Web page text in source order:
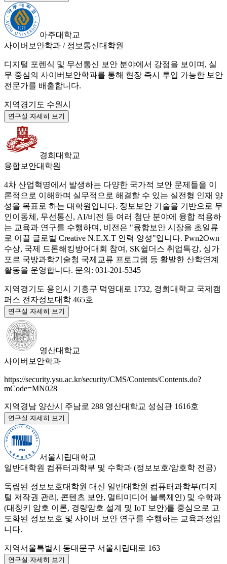
아주대학교
사이버보안학과 / 정보통신대학원
디지털 포렌식 및 무선통신 보안 분야에서 강점을 보이며, 실
무 중심의 사이버보안학과를 통해 현장 즉시 투입 가능한 보안
전문가를 배출합니다.
지역경기도 수원시
연구실 자세히 보기
경희대학교
융합보안대학원
4차 산업혁명에서 발생하는 다양한 국가적 보안 문제들을 이
론적으로 이해하며 실무적으로 해결할 수 있는 실전형 인재 양
성을 목표로 하는 대학원입니다. 정보보안 기술을 기반으로 무
인이동체, 무선통신, AI/비전 등 여러 첨단 분야에 융합 적용하
는 교육과 연구를 수행하며, 비전은 "융합보안 시장을 초일류
로 이끌 글로벌 Creative N.E.X.T 인력 양성"입니다. Pwn2Own
수상, 국제 드론해킹방어대회 참여, SK쉴더스 취업특강, 싱가
포르 국방과학기술청 국제교류 프로그램 등 활발한 산학연계
활동을 운영합니다. 문의: 031-201-5345
지역경기도 용인시 기흥구 덕영대로 1732, 경희대학교 국제캠
퍼스 전자정보대학 465호
연구실 자세히 보기
영산대학교
사이버보안학과
https://security.ysu.ac.kr/security/CMS/Contents/Contents.do?
mCode=MN028
지역경남 양산시 주남로 288 영산대학교 성심관 1616호
연구실 자세히 보기
서울시립대학교
일반대학원 컴퓨터과학부 및 수학과 (정보보호/암호학 전공)
독립된 정보보호대학원 대신 일반대학원 컴퓨터과학부(디지
털 저작권 관리, 콘텐츠 보안, 멀티미디어 블록체인) 및 수학과
(대칭키 암호 이론, 경량암호 설계 및 IoT 보안)를 중심으로 고
도화된 정보보호 및 사이버 보안 연구를 수행하는 교육과정입
니다.
지역서울특별시 동대문구 서울시립대로 163
연구실 자세히 보기